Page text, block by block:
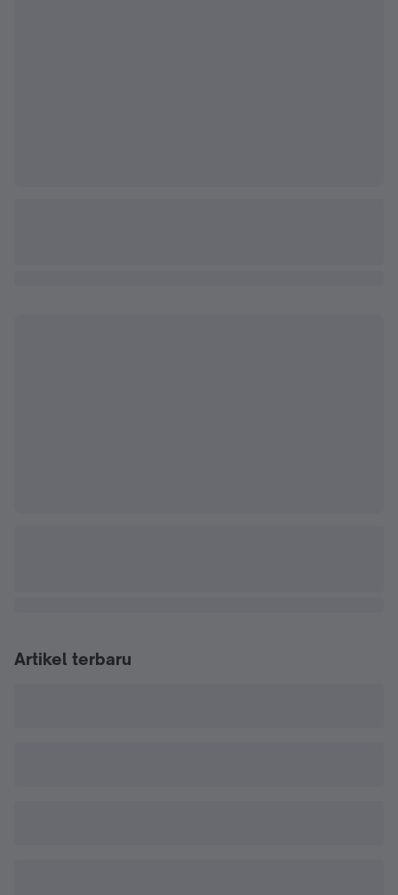
Artikel terbaru